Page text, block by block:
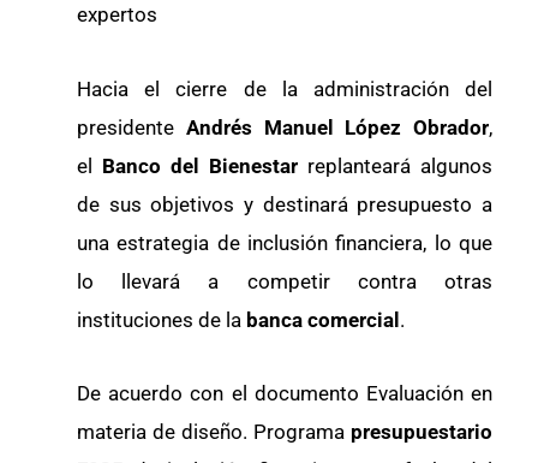
expertos
Hacia el cierre de la administración del
presidente Andrés Manuel López Obrador,
el Banco del Bienestar replanteará algunos
de sus objetivos y destinará presupuesto a
una estrategia de inclusión financiera, lo que
lo llevará a competir contra otras
instituciones de la banca comercial.
De acuerdo con el documento Evaluación en
materia de diseño. Programa presupuestario